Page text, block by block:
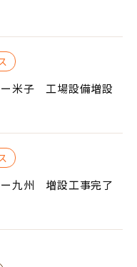
ー米子 工場設備増設
ー九州 増設工事完了